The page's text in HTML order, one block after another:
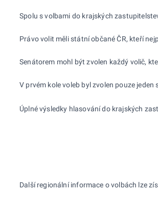
Spolu s volbami do krajských
Právo volit měli státní občané ČR, kteří
Senátorem mohl být zvolen každý volič,
V prvém kole voleb byl zvolen pouze jeden
Úplné výsledky hlasování do krajských
Další regionální informace o volbách lze